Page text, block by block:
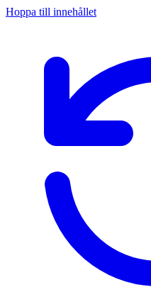
Hoppa till innehållet